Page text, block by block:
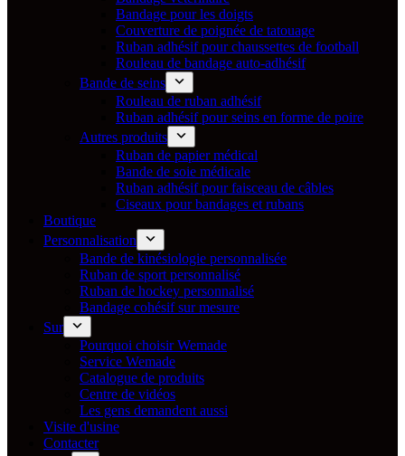
Bandage pour les doigts
Couverture de poignée de tatouage
Ruban adhésif pour chaussettes de football
Rouleau de bandage auto-adhésif
Bande de seins
Rouleau de ruban adhésif
Ruban adhésif pour seins en forme de poire
Autres produits
Ruban de papier médical
Bande de soie médicale
Ruban adhésif pour faisceau de câbles
Ciseaux pour bandages et rubans
Boutique
Personnalisation
Bande de kinésiologie personnalisée
Ruban de sport personnalisé
Ruban de hockey personnalisé
Bandage cohésif sur mesure
Sur
Pourquoi choisir Wemade
Service Wemade
Catalogue de produits
Centre de vidéos
Les gens demandent aussi
Visite d'usine
Contacter